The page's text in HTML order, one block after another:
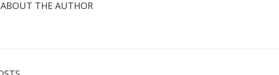
ABOUT THE AUTHOR